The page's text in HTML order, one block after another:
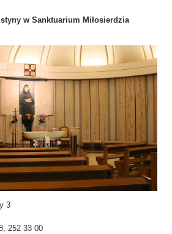
w Sanktuarium Miłosierdzia
3
252 33 00